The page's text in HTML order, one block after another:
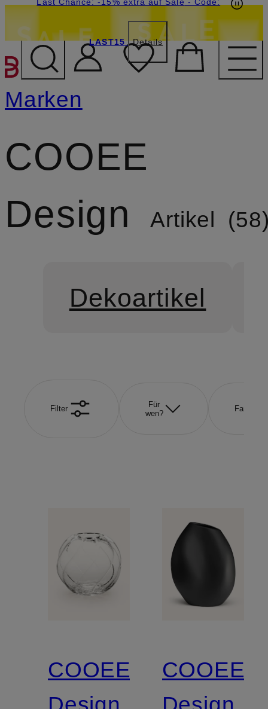
ZUM HAUPTINHALT
LAST15 Details
Marken
COOEE
Design
Artikel 58
Dekoartikel
Filter
Für
wen?
Farbe
COOEE
COOEE